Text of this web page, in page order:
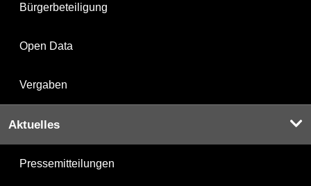
Bürgerbeteiligung
Open Data
Vergaben
Aktuelles
Pressemitteilungen